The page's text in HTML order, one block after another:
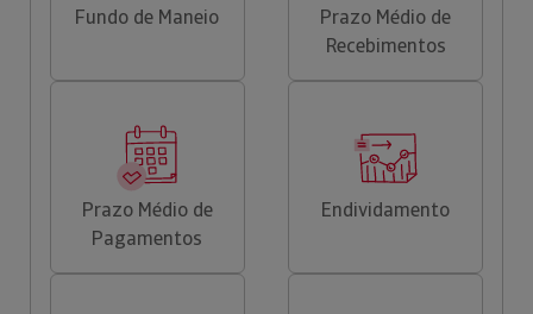
Fundo de Maneio
Prazo Médio de
Recebimentos
Prazo Médio de
Pagamentos
Endividamento